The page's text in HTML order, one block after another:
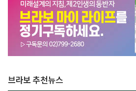
브라보 추천뉴스